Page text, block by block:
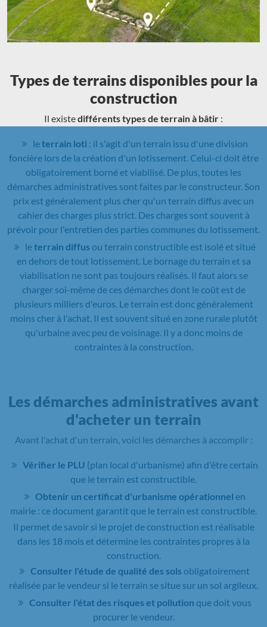
Types de terrains disponibles pour la
construction
Il existedifférents types de terrain à bâtir :
leterrain loti : il s'agit d'un terrain issu d'une division
foncière lors de la création d'un lotissement. Celui-ci doit être
obligatoirement borné et viabilisé. De plus, toutes les
démarches administratives sont faites par le constructeur. Son
prix est généralement plus cher qu'un terrain diffus avec un
cahier des charges plus strict. Des charges sont souvent à
prévoir pour l'entretien des parties communes du lotissement.
leterrain diffusou terrain constructible est isolé et situé
en dehors de tout lotissement. Le bornage du terrain et sa
viabilisation ne sont pas toujours réalisés. Il faut alors se
charger soi-même de ces démarches dont le coût est de
plusieurs milliers d'euros. Le terrain est donc généralement
moins cher à l'achat. Il est souvent situé en zone rurale plutôt
qu'urbaine avec peu de voisinage. Il y a donc moins de
contraintes à la construction.
Les démarches administratives avant
d'acheter un terrain
Avant l'achat d'un terrain, voici les démarches à accomplir :
Vérifier le PLU (plan local d'urbanisme) afin d'être certain
que le terrain est constructible.
Obtenir un certificat d'urbanisme opérationnel en
mairie : ce document garantit que le terrain est constructible.
Il permet de savoir si le projet de construction est réalisable
dans les 18 mois et détermine les contraintes propres à la
construction.
Consulter l'étude de qualité des sols obligatoirement
réalisée par le vendeur si le terrain se situe sur un sol argileux.
Consulter l'état des risques et pollution que doit vous
procurer le vendeur.